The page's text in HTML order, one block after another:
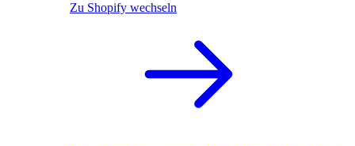
Zu Shopify wechseln